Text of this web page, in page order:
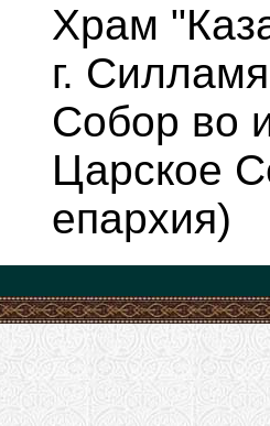
Храм
г.
Собор во
Царское
епархия)